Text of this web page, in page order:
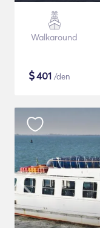
Walkaround
$401 /den